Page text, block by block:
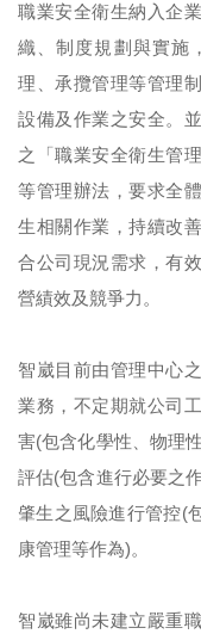
職業安全衛生納入企
織、制度規劃與實施
理、承攬管理等管理
設備及作業之安全。
之「職業安全衛生管
等管理辦法，要求全
生相關作業，持續改
合公司現況需求，有
營績效及競爭力。
智崴目前由管理中心
業務，不定期就公司
害(包含化學性、物理
評估(包含進行必要之
肇生之風險進行管控(
康管理等作為)。
智崴雖尚未建立嚴重